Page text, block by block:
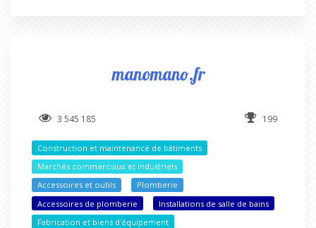
manomano.fr
3 545 185 199
Construction et maintenance de bâtiments
Marchés commerciaux et industriels
Accessoires et outils
Plomberie
Accessoires de plomberie
Installations de salle de bains
Fabrication et biens d'équipement